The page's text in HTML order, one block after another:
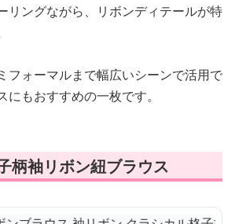
リングながら、リボンディテールが特
フォーマルまで幅広いシーンで活用で
にもおすすめの一枚です。
柄袖リボン紐ブラウス